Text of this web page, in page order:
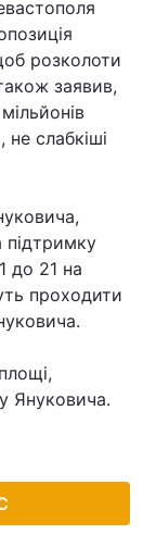
розколоти
заявив,
слабкіші
підтримку
до 21 на
проходити
Януковича.